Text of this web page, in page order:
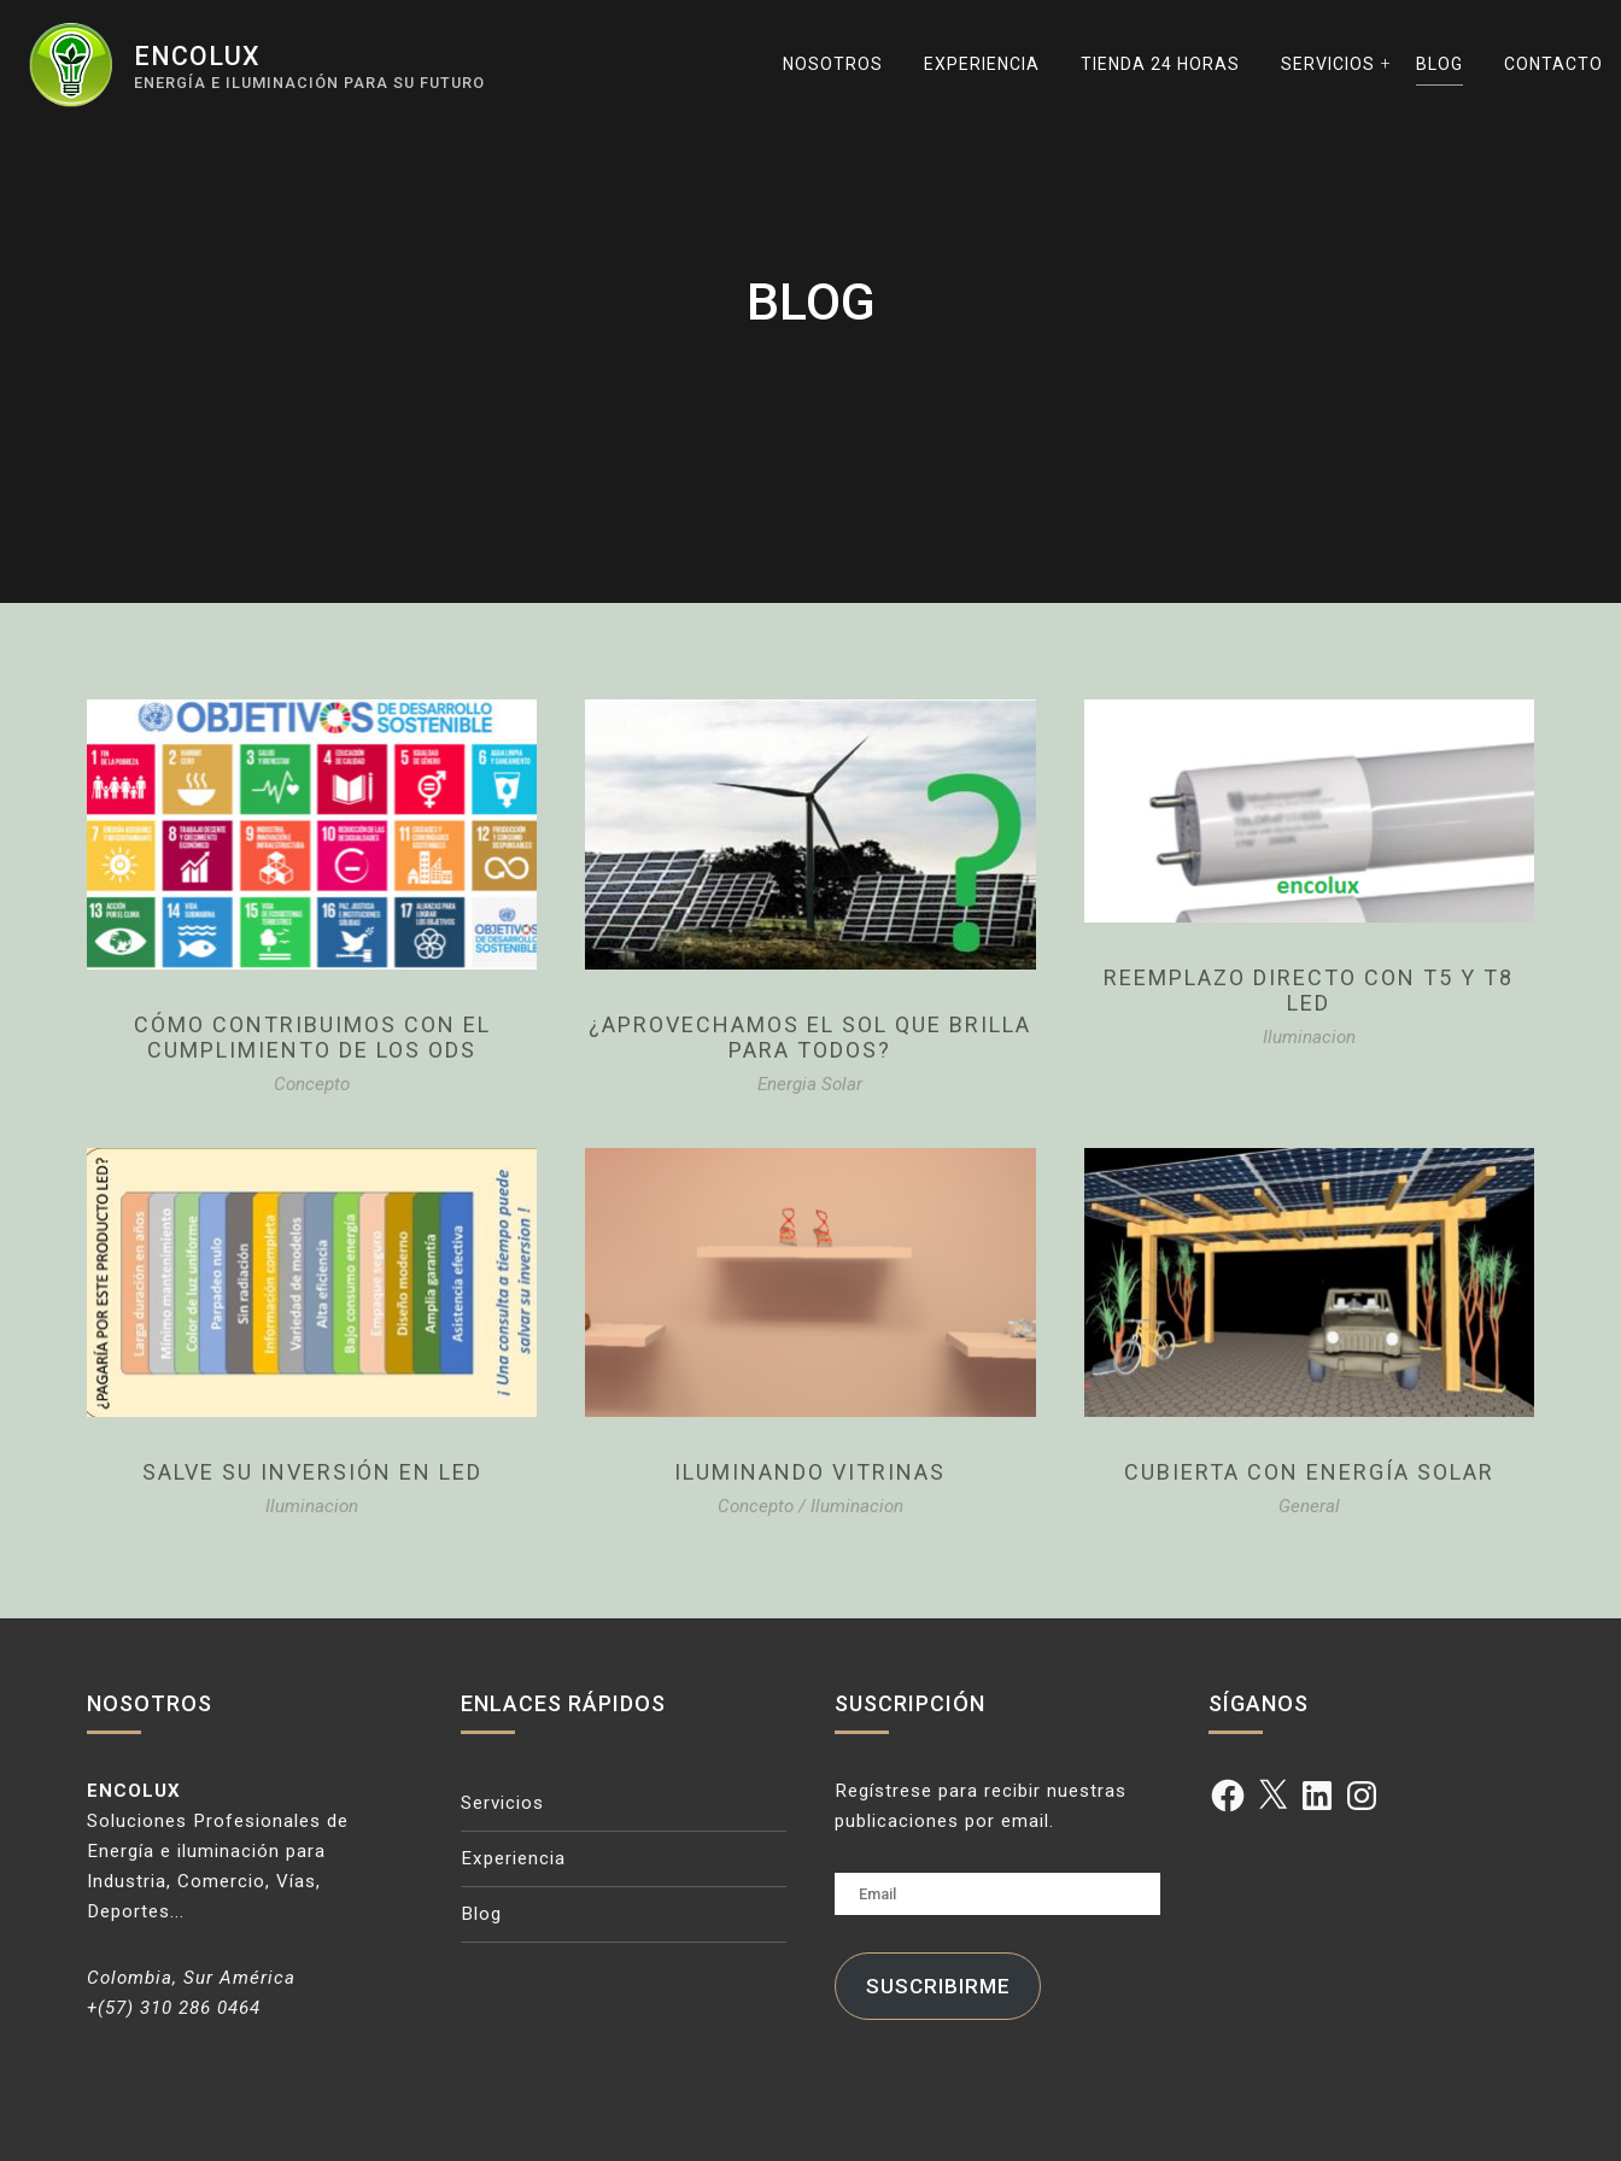
content
ENCOLUX
ENERGÍA E ILUMINACIÓN PARA SU FUTURO
NOSOTROS EXPERIENCIA TIENDA 24 HORAS SERVICIOS BLOG CONTACTO
BLOG
CÓMO CONTRIBUIMOS CON EL
CUMPLIMIENTO DE LOS ODS
Concepto
¿APROVECHAMOS EL SOL QUE BRILLA
PARA TODOS?
Energia Solar
REEMPLAZO DIRECTO CON T5 Y T8
LED
Iluminacion
SALVE SU INVERSIÓN EN LED
Iluminacion
ILUMINANDO VITRINAS
Concepto/ Iluminacion
CUBIERTA CON ENERGÍA SOLAR
General
NOSOTROS
ENCOLUX
Soluciones Profesionales de
Energía e iluminación para
Industria, Comercio, Vías,
Deportes...
Colombia, Sur América
+(57) 310 286 0464
ENLACES RÁPIDOS
Servicios
Experiencia
Blog
SUSCRIPCIÓN
Regístrese para recibir nuestras
publicaciones por email.
Email
SUSCRIBIRME
SÍGANOS
Facebook
X LinkedInInstagram